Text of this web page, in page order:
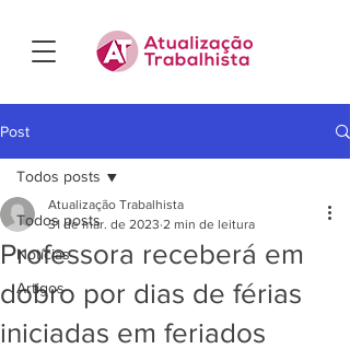
Post
Todos posts
Notícias
Artigos
Todos posts
Professora receberá em
dobro por dias de férias
iniciadas em feriados
Atualização Trabalhista
31 de mar. de 2023 2 min de leitura